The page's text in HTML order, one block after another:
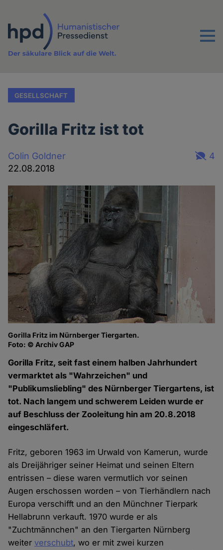
Inhalt
Menu
Der säkulare Blick auf die Welt.
GESELLSCHAFT
Gorilla Fritz ist tot
Colin Goldner
22.08.2018
4
Gorilla Fritz im Nürnberger Tiergarten.
Foto: © Archiv GAP
Gorilla Fritz, seit fast einem halben Jahrhundert
vermarktet als "Wahrzeichen" und
"Publikumsliebling" des Nürnberger Tiergartens, ist
tot. Nach langem und schwerem Leiden wurde er
auf Beschluss der Zooleitung hin am 20.8.2018
eingeschläfert.
Fritz, geboren 1963 im Urwald von Kamerun, wurde
als Dreijähriger seiner Heimat und seinen Eltern
entrissen – diese waren vermutlich vor seinen
Augen erschossen worden – von Tierhändlern nach
Europa verschifft und an den Münchner Tierpark
Hellabrunn verkauft. 1970 wurde er als
"Zuchtmännchen" an den Tiergarten Nürnberg
weiterverschubt, wo er mit zwei kurzen